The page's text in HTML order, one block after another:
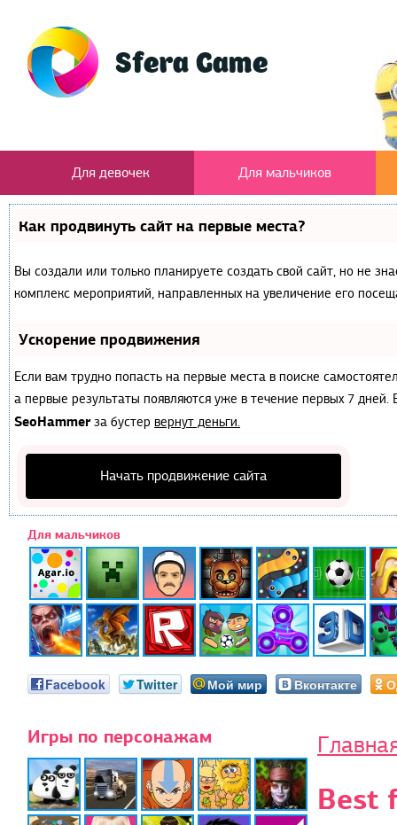
Для девочек Для мальчиков
Как продвинуть сайт на первые места?
Вы создали или только планируете создать свой сайт, но не
комплекс мероприятий, направленных на увеличение его
Ускорение продвижения
Если вам трудно попасть на первые места в поиске
а первые результаты появляются уже в течение первых 7
SeoHammerза бустер вернут деньги.
Начать продвижение сайта
Для мальчиков
Facebook Twitter Мой мир Вконтакте
Игры по персонажам
Best